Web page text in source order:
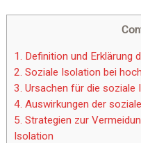
1. Definition und Erklärung
2. Soziale Isolation bei
3. Ursachen für die soziale
4. Auswirkungen der
5. Strategien zur
Isolation